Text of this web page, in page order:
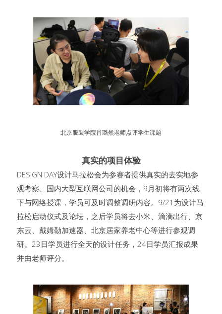
北京服装学院肖璐然老师点评学生课题
真实的项目体验
DESIGN DAY设计马拉松会为参赛者提供真实的去实地参
观考察、国内大型互联网公司的机会，9月初将有两次线
下与网络授课，学员可及时调整调研内容。9/21为设计马
拉松启动仪式及论坛，之后学员将去小米、滴滴出行、京
东云、戴姆勒加速器、北京居家养老中心等进行参观调
研。23日学员进行全天的设计任务，24日学员汇报成果
并由老师评分。